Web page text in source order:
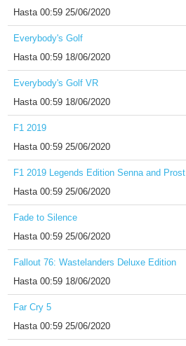
Hasta00:59 25/06/2020
Everybody's Golf
Hasta00:59 18/06/2020
Everybody's Golf VR
Hasta00:59 18/06/2020
F1 2019
Hasta00:59 25/06/2020
F1 2019 Legends Edition Senna and Prost
Hasta00:59 25/06/2020
Fade to Silence
Hasta00:59 25/06/2020
Fallout 76: Wastelanders Deluxe Edition
Hasta00:59 18/06/2020
Far Cry 5
Hasta00:59 25/06/2020